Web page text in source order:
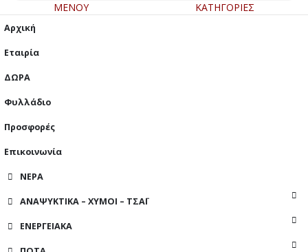
ΜΕΝΟΥ ΚΑΤΗΓΟΡΙΕΣ
Αρχική
Εταιρία
ΔΩΡΑ
Φυλλάδιο
Προσφορές
Επικοινωνία
ΝΕΡΑ
ΑΝΑΨΥΚΤΙΚΑ – ΧΥΜΟΙ – ΤΣΑΪ
ΕΝΕΡΓΕΙΑΚΑ